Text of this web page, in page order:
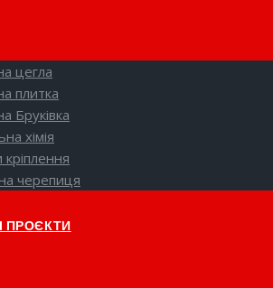
цегла
плитка
Бруківка
хімія
черепиця
ПРОЄКТИ